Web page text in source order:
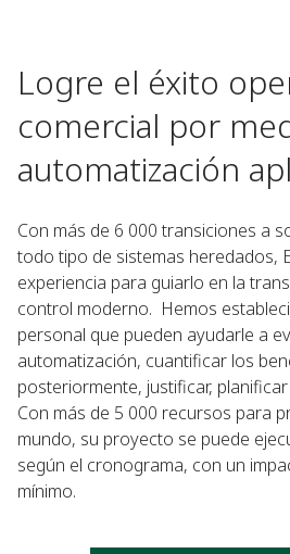
Logre el éxito
comercial por
automatización
Con más de 6 000 transiciones a
todo tipo de sistemas heredados,
experiencia para guiarlo en la
control moderno. Hemos
personal que pueden ayudarle a
automatización, cuantificar los
posteriormente, justificar,
Con más de 5 000 recursos para
mundo, su proyecto se puede
según el cronograma, con un
mínimo.